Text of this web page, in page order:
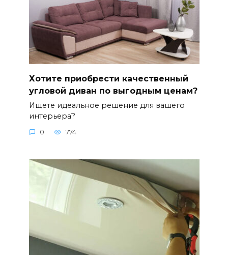
Хотите приобрести качественный
угловой диван по выгодным ценам?
Ищете идеальное решение для вашего
интерьера?
0 774